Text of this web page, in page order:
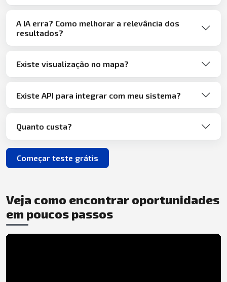
A IA erra? Como melhorar a relevância dos
resultados?
Existe visualização no mapa?
Existe API para integrar com meu sistema?
Quanto custa?
Começar teste grátis
Veja como encontrar oportunidades
em poucos passos